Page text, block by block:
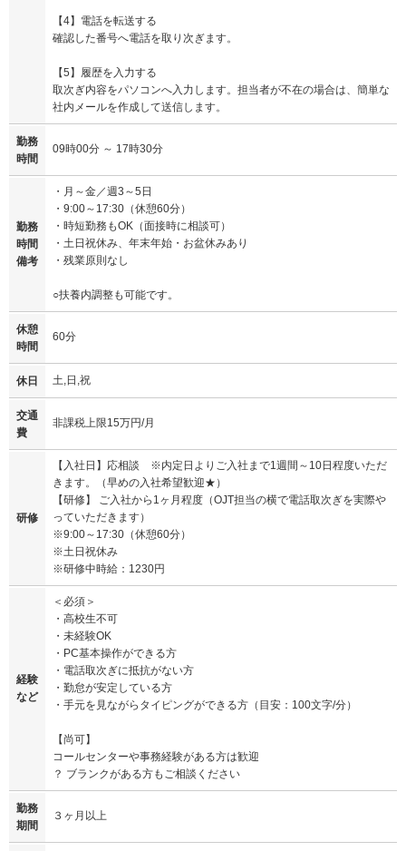
【4】電話を転送する
確認した番号へ電話を取り次ぎます。
【5】履歴を入力する
取次ぎ内容をパソコンへ入力します。担当者が不在の場合は、簡単な
社内メールを作成して送信します。
勤務
時間
09時00分 ～ 17時30分
勤務
時間
備考
・月～金／週3～5日
・9:00～17:30（休憩60分）
・時短勤務もOK（面接時に相談可）
・土日祝休み、年末年始・お盆休みあり
・残業原則なし
○扶養内調整も可能です。
休憩
時間
60分
休日 土,日,祝
交通
費
非課税上限15万円/月
研修
【入社日】応相談 ※内定日よりご入社まで1週間～10日程度いただ
きます。（早めの入社希望歓迎★）
【研修】 ご入社から1ヶ月程度（OJT担当の横で電話取次ぎを実際や
っていただきます）
※9:00～17:30（休憩60分）
※土日祝休み
※研修中時給：1230円
経験
など
＜必須＞
・高校生不可
・未経験OK
・PC基本操作ができる方
・電話取次ぎに抵抗がない方
・勤怠が安定している方
・手元を見ながらタイピングができる方（目安：100文字/分）
【尚可】
コールセンターや事務経験がある方は歓迎
？ ブランクがある方もご相談ください
勤務
期間
３ヶ月以上